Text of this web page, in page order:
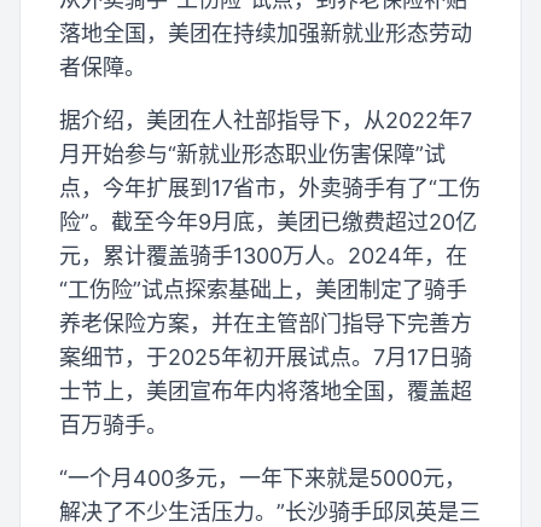
落地全国，美团在持续加强新就业形态劳动
者保障。
据介绍，美团在人社部指导下，从2022年7
月开始参与“新就业形态职业伤害保障”试
点，今年扩展到17省市，外卖骑手有了“工伤
险”。截至今年9月底，美团已缴费超过20亿
元，累计覆盖骑手1300万人。2024年，在
“工伤险”试点探索基础上，美团制定了骑手
养老保险方案，并在主管部门指导下完善方
案细节，于2025年初开展试点。7月17日骑
士节上，美团宣布年内将落地全国，覆盖超
百万骑手。
“一个月400多元，一年下来就是5000元，
解决了不少生活压力。”长沙骑手邱凤英是三